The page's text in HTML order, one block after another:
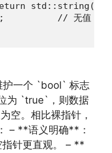
// 无值
护一个 `bool` 标志
为 `true`，则数据
空。相比裸指针，
– **语义明确**：
指针更直观。 – **